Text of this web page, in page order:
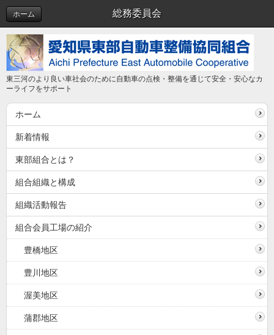
総務委員会
ホーム
東三河のより良い車社会のために自動車の点検・整備を通じて安全・安心なカ
ーライフをサポート
ホーム
新着情報
東部組合とは？
組合組織と構成
組織活動報告
組合会員工場の紹介
豊橋地区
豊川地区
渥美地区
蒲郡地区